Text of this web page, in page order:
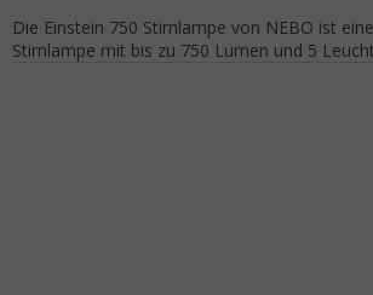
Die Einstein 750 Stirnlampe von NEBO ist
Stirnlampe mit bis zu 750 Lumen und 5